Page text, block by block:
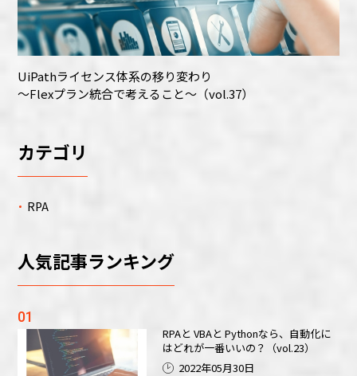
UiPathライセンス体系の移り変わり
～Flexプラン統合で考えること～（vol.37）
カテゴリ
RPA
人気記事ランキング
RPAと VBAと Pythonなら、自動化に
はどれが一番いいの？（vol.23）
2022年05月30日